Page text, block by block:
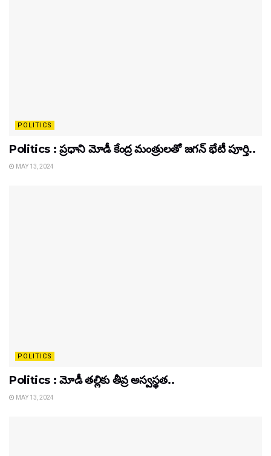
POLITICS
Politics : ప్రధాని మోడీ కేంద్ర మంత్రులతో జగన్ భేటీ పూర్తి..
MAY 13, 2024
POLITICS
Politics : మోడీ తల్లికు తీవ్ర అస్వస్థత..
MAY 13, 2024